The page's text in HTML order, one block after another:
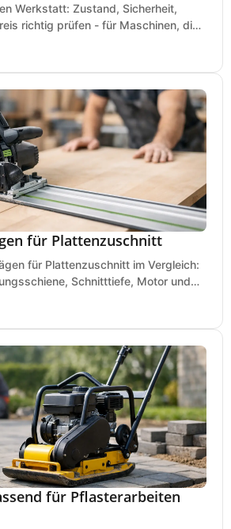
Werkstatt: Zustand, Sicherheit,
richtig prüfen - für Maschinen, die
für Plattenzuschnitt
für Plattenzuschnitt im Vergleich:
Schnitttiefe, Motor und
für Pflasterarbeiten